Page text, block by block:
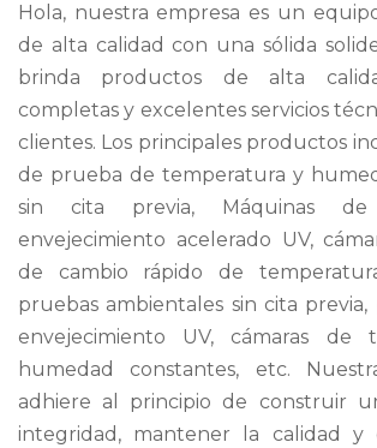
Hola, nuestra empresa es un
de alta calidad con una sólida
brinda productos de alta
completas y excelentes servicios
clientes. Los principales productos
de prueba de temperatura y
sin cita previa, Máquinas
envejecimiento acelerado UV,
de cambio rápido de
pruebas ambientales sin cita
envejecimiento UV, cámaras de
humedad constantes, etc.
adhiere al principio de construir
integridad, mantener la calidad y